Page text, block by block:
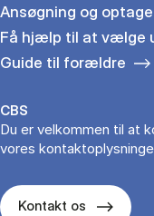
Ansøgning og
Få hjælp til at vælge
Guide til forældre
CBS
Du er velkommen til at
vores
Kontakt os